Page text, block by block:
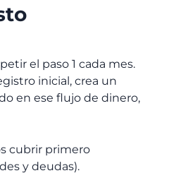
el paso 1 cada mes.
inicial, crea un
en ese flujo de dinero,
cubrir primero
y deudas).